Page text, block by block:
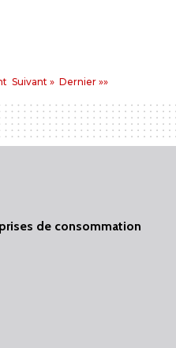
Précédent
Suivant
Suivant » Dernier
Dernier »»
de consommation